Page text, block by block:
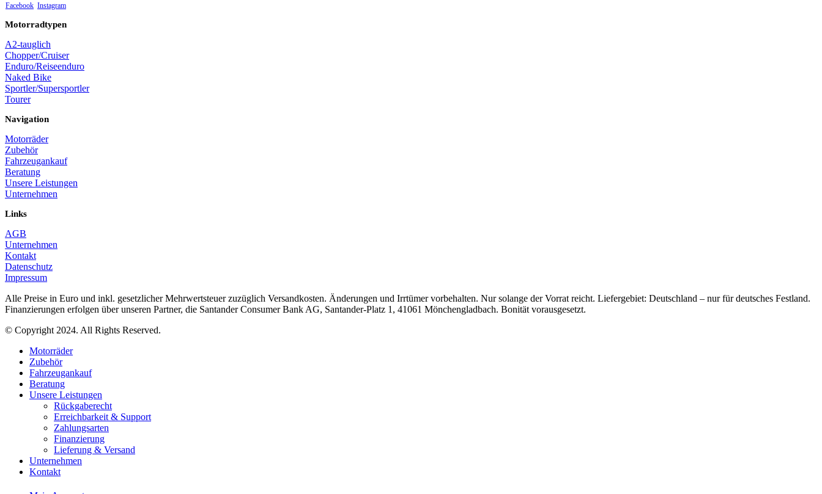
Facebook Instagram
Motorradtypen
A2-tauglich
Chopper/Cruiser
Enduro/Reiseenduro
Naked Bike
Sportler/Supersportler
Tourer
Navigation
Motorräder
Zubehör
Fahrzeugankauf
Beratung
Unsere Leistungen
Unternehmen
Links
AGB
Unternehmen
Kontakt
Datenschutz
Impressum
Alle Preise in Euro und inkl. gesetzlicher Mehrwertsteuer zuzüglich Versandkosten. Änderungen und Irrtümer vorbehalten. Nur solange der Vorrat reicht. Liefergebiet: Deutschland – nur für deutsches Festland.
Finanzierungen erfolgen über unseren Partner, die Santander Consumer Bank AG, Santander-Platz 1, 41061 Mönchengladbach. Bonität vorausgesetzt.
© Copyright 2024. All Rights Reserved.
Motorräder
Zubehör
Fahrzeugankauf
Beratung
Unsere Leistungen
Rückgaberecht
Erreichbarkeit & Support
Zahlungsarten
Finanzierung
Lieferung & Versand
Unternehmen
Kontakt